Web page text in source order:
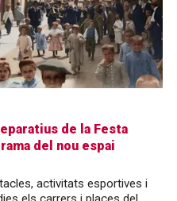
de la Festa
del nou espai
activitats esportives i